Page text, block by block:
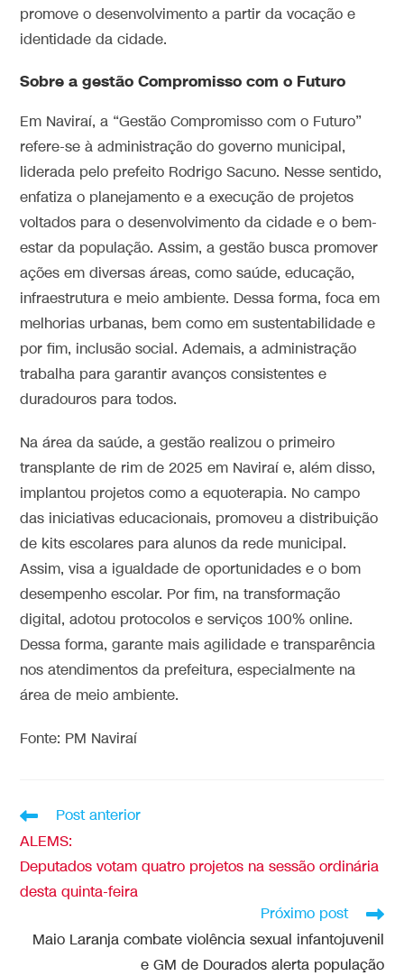
promove o desenvolvimento a partir da vocação e
identidade da cidade.
Sobre a gestão Compromisso com o Futuro
Em Naviraí, a “Gestão Compromisso com o Futuro”
refere-se à administração do governo municipal,
liderada pelo prefeito Rodrigo Sacuno. Nesse sentido,
enfatiza o planejamento e a execução de projetos
voltados para o desenvolvimento da cidade e o bem-
estar da população. Assim, a gestão busca promover
ações em diversas áreas, como saúde, educação,
infraestrutura e meio ambiente. Dessa forma, foca em
melhorias urbanas, bem como em sustentabilidade e
por fim, inclusão social. Ademais, a administração
trabalha para garantir avanços consistentes e
duradouros para todos.
Na área da saúde, a gestão realizou o primeiro
transplante de rim de 2025 em Naviraí e, além disso,
implantou projetos como a equoterapia. No campo
das iniciativas educacionais, promoveu a distribuição
de kits escolares para alunos da rede municipal.
Assim, visa a igualdade de oportunidades e o bom
desempenho escolar. Por fim, na transformação
digital, adotou protocolos e serviços 100% online.
Dessa forma, garante mais agilidade e transparência
nos atendimentos da prefeitura, especialmente na
área de meio ambiente.
Fonte: PM Naviraí
Post anterior
ALEMS:
Deputados votam quatro projetos na sessão ordinária
desta quinta-feira
Próximo post
Maio Laranja combate violência sexual infantojuvenil
e GM de Dourados alerta população